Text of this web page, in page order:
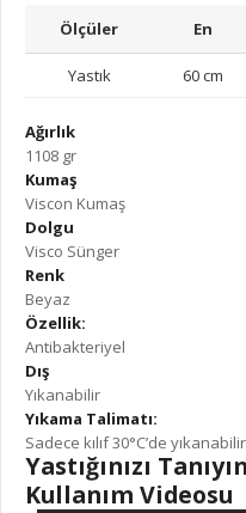
Ölçüler En
Yastık 60 cm
Ağırlık
1108 gr
Kumaş
Viscon Kumaş
Dolgu
Visco Sünger
Renk
Beyaz
Özellik:
Antibakteriyel
Dış
Yıkanabilir
Yıkama Talimatı:
Sadece kılıf 30°C’de yıkanabilir
Yastığınızı
Kullanım Videosu